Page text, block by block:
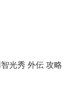
光秀 外伝 攻略